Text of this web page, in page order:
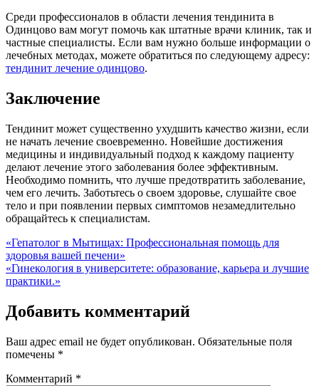
Среди профессионалов в области лечения тендинита в
Одинцово вам могут помочь как штатные врачи клиник, так и
частные специалисты. Если вам нужно больше информации о
лечебных методах, можете обратиться по следующему адресу:
тендинит лечение одинцово.
Заключение
Тендинит может существенно ухудшить качество жизни, если
не начать лечение своевременно. Новейшие достижения
медицины и индивидуальный подход к каждому пациенту
делают лечение этого заболевания более эффективным.
Необходимо помнить, что лучше предотвратить заболевание,
чем его лечить. Заботьтесь о своем здоровье, слушайте свое
тело и при появлении первых симптомов незамедлительно
обращайтесь к специалистам.
Навигация
по
записям
«Гепатолог в Мытищах: Профессиональная помощь для
здоровья вашей печени»
«Гинекология в университете: образование, карьера и лучшие
практики.»
Добавить комментарий
Ваш адрес email не будет опубликован. Обязательные поля
помечены *
Комментарий *